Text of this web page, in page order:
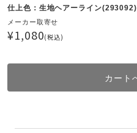
仕上色：生地ヘアーライン(293092)
メーカー取寄せ
¥1,080(税込)